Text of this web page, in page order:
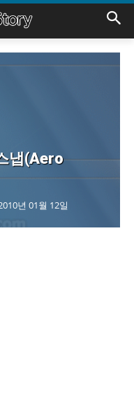
냅(Aero
년 01월 12일